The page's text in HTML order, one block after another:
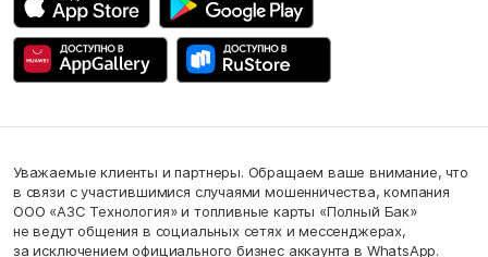
Уважаемые клиенты и партнеры. Обращаем ваше внимание, что
в связи с участившимися случаями мошенничества, компания
ООО «АЗС Технология» и топливные карты «Полный Бак»
не ведут общения в социальных сетях и мессенджерах,
за исключением официального бизнес аккаунта в WhatsApp.